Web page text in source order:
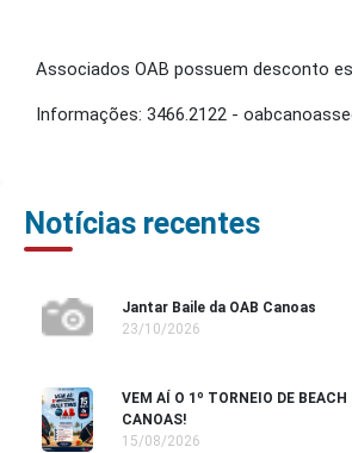
Associados OAB possuem desconto
Informações: 3466.2122 -
Notícias recentes
Jantar Baile da OAB Canoas
23/10/2026
VEM AÍ O 1º TORNEIO DE
CANOAS!
15/08/2026